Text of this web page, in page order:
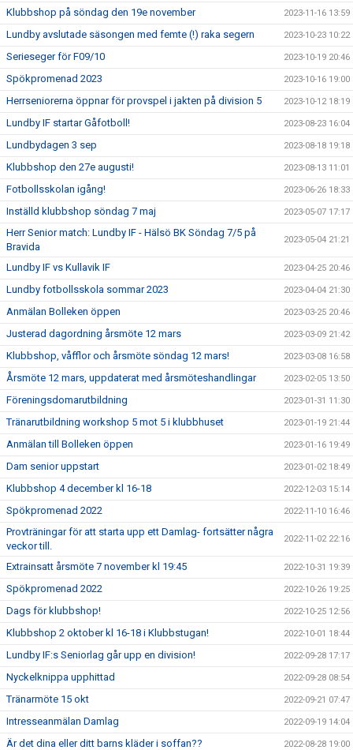
Klubbshop på söndag den 19e november 2023-11-16 13:59
Lundby avslutade säsongen med femte (!) raka segern 2023-10-23 10:22
Serieseger för F09/10 2023-10-19 20:46
Spökpromenad 2023 2023-10-16 19:00
Herrseniorerna öppnar för provspel i jakten på division 5 2023-10-12 18:19
Lundby IF startar Gåfotboll! 2023-08-23 16:04
Lundbydagen 3 sep 2023-08-18 19:18
Klubbshop den 27e augusti! 2023-08-13 11:01
Fotbollsskolan igång! 2023-06-26 18:33
Inställd klubbshop söndag 7 maj 2023-05-07 17:17
Herr Senior match: Lundby IF - Hälsö BK Söndag 7/5 på
Bravida
2023-05-04 21:21
Lundby IF vs Kullavik IF 2023-04-25 20:46
Lundby fotbollsskola sommar 2023 2023-04-04 21:30
Anmälan Bolleken öppen 2023-03-25 20:46
Justerad dagordning årsmöte 12 mars 2023-03-09 21:42
Klubbshop, våfflor och årsmöte söndag 12 mars! 2023-03-08 16:58
Årsmöte 12 mars, uppdaterat med årsmöteshandlingar 2023-02-05 13:50
Föreningsdomarutbildning 2023-01-31 11:30
Tränarutbildning workshop 5 mot 5 i klubbhuset 2023-01-19 21:44
Anmälan till Bolleken öppen 2023-01-16 19:49
Dam senior uppstart 2023-01-02 18:49
Klubbshop 4 december kl 16-18 2022-12-03 15:14
Spökpromenad 2022 2022-11-10 16:46
Provträningar för att starta upp ett Damlag- fortsätter några
veckor till.
2022-11-02 22:16
Extrainsatt årsmöte 7 november kl 19:45 2022-10-31 19:39
Spökpromenad 2022 2022-10-26 19:25
Dags för klubbshop! 2022-10-25 12:56
Klubbshop 2 oktober kl 16-18 i Klubbstugan! 2022-10-01 18:44
Lundby IF:s Seniorlag går upp en division! 2022-09-28 17:17
Nyckelknippa upphittad 2022-09-28 08:54
Tränarmöte 15 okt 2022-09-21 07:47
Intresseanmälan Damlag 2022-09-19 14:04
Är det dina eller ditt barns kläder i soffan?? 2022-08-28 19:00